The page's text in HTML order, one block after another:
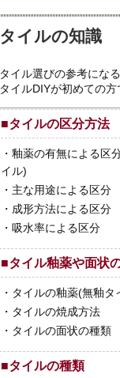
タイルの知識
タイル選びの参考にな
タイルDIYが初めての
■タイルの区分方法
・ 釉薬の有無による区
イル)
・ 主な用途による区分
・ 成形方法による区分
・ 吸水率による区分
■タイル釉薬や面状
・ タイルの釉薬(無釉タ
・ タイルの焼成方法
・ タイルの面状の種類
■タイルの種類